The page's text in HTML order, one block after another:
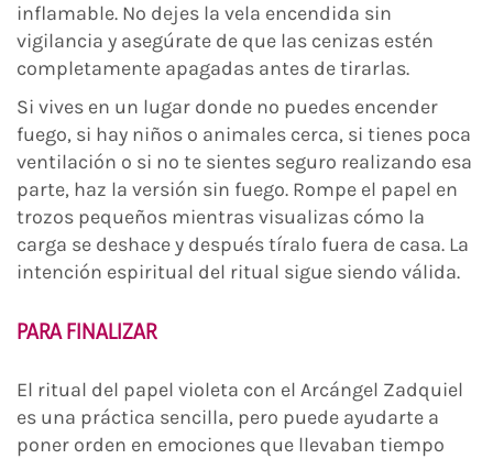
inflamable. No dejes la vela encendida sin
vigilancia y asegúrate de que las cenizas estén
completamente apagadas antes de tirarlas.
Si vives en un lugar donde no puedes encender
fuego, si hay niños o animales cerca, si tienes poca
ventilación o si no te sientes seguro realizando esa
parte, haz la versión sin fuego. Rompe el papel en
trozos pequeños mientras visualizas cómo la
carga se deshace y después tíralo fuera de casa. La
intención espiritual del ritual sigue siendo válida.
PARA FINALIZAR
El ritual del papel violeta con el Arcángel Zadquiel
es una práctica sencilla, pero puede ayudarte a
poner orden en emociones que llevaban tiempo